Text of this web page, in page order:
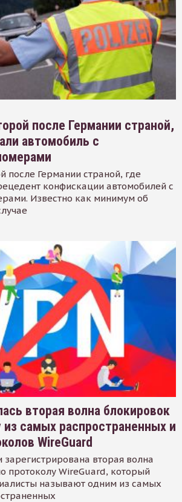
после Германии страной,
автомобиль с
после Германии страной, где
конфискации автомобилей с
Известно как минимум об
вторая волна блокировок
из самых распространенных и
WireGuard
зарегистрирована вторая волна
протоколу WireGuard, который
называют одним из самых